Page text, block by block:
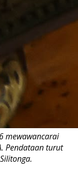
mewawancarai
Pendataan turut